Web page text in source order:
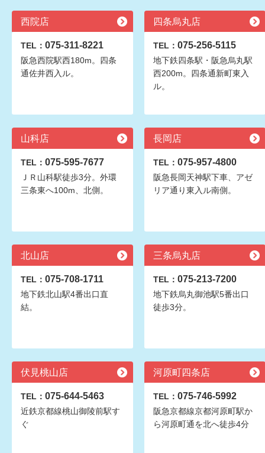
西院店
TEL： 075-311-8221
阪急西院駅西180m。四条
通佐井西入ル。
四条烏丸店
TEL： 075-256-5115
地下鉄四条駅・阪急烏丸駅
西200m。四条通新町東入
ル。
山科店
TEL： 075-595-7677
ＪＲ山科駅徒歩3分。外環
三条東へ100m、北側。
長岡店
TEL： 075-957-4800
阪急長岡天神駅下車、アゼ
リア通り東入ル南側。
北山店
TEL： 075-708-1711
地下鉄北山駅4番出口直
結。
三条烏丸店
TEL： 075-213-7200
地下鉄烏丸御池駅5番出口
徒歩3分。
伏見桃山店
TEL： 075-644-5463
近鉄京都線桃山御陵前駅す
ぐ
河原町四条店
TEL： 075-746-5992
阪急京都線京都河原町駅か
ら河原町通を北へ徒歩4分